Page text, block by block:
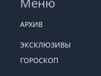
АРХИВ
ЭКСКЛЮЗИВЫ
ГОРОСКОП